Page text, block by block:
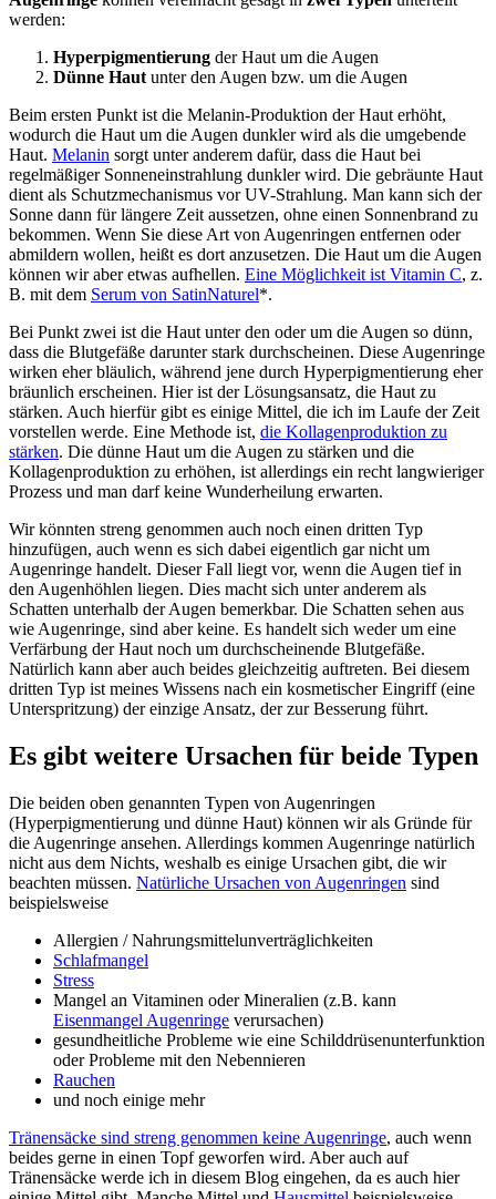
werden:
Hyperpigmentierung der Haut um die Augen
Dünne Haut unter den Augen bzw. um die Augen
Beim ersten Punkt ist die Melanin-Produktion der Haut erhöht,
wodurch die Haut um die Augen dunkler wird als die umgebende
Haut. Melanin sorgt unter anderem dafür, dass die Haut bei
regelmäßiger Sonneneinstrahlung dunkler wird. Die gebräunte Haut
dient als Schutzmechanismus vor UV-Strahlung. Man kann sich der
Sonne dann für längere Zeit aussetzen, ohne einen Sonnenbrand zu
bekommen. Wenn Sie diese Art von Augenringen entfernen oder
abmildern wollen, heißt es dort anzusetzen. Die Haut um die Augen
können wir aber etwas aufhellen. Eine Möglichkeit ist Vitamin C, z.
B. mit dem Serum von SatinNaturel*.
Bei Punkt zwei ist die Haut unter den oder um die Augen so dünn,
dass die Blutgefäße darunter stark durchscheinen. Diese Augenringe
wirken eher bläulich, während jene durch Hyperpigmentierung eher
bräunlich erscheinen. Hier ist der Lösungsansatz, die Haut zu
stärken. Auch hierfür gibt es einige Mittel, die ich im Laufe der Zeit
vorstellen werde. Eine Methode ist, die Kollagenproduktion zu
stärken. Die dünne Haut um die Augen zu stärken und die
Kollagenproduktion zu erhöhen, ist allerdings ein recht langwieriger
Prozess und man darf keine Wunderheilung erwarten.
Wir könnten streng genommen auch noch einen dritten Typ
hinzufügen, auch wenn es sich dabei eigentlich gar nicht um
Augenringe handelt. Dieser Fall liegt vor, wenn die Augen tief in
den Augenhöhlen liegen. Dies macht sich unter anderem als
Schatten unterhalb der Augen bemerkbar. Die Schatten sehen aus
wie Augenringe, sind aber keine. Es handelt sich weder um eine
Verfärbung der Haut noch um durchscheinende Blutgefäße.
Natürlich kann aber auch beides gleichzeitig auftreten. Bei diesem
dritten Typ ist meines Wissens nach ein kosmetischer Eingriff (eine
Unterspritzung) der einzige Ansatz, der zur Besserung führt.
Es gibt weitere Ursachen für beide Typen
Die beiden oben genannten Typen von Augenringen
(Hyperpigmentierung und dünne Haut) können wir als Gründe für
die Augenringe ansehen. Allerdings kommen Augenringe natürlich
nicht aus dem Nichts, weshalb es einige Ursachen gibt, die wir
beachten müssen. Natürliche Ursachen von Augenringen sind
beispielsweise
Allergien / Nahrungsmittelunverträglichkeiten
Schlafmangel
Stress
Mangel an Vitaminen oder Mineralien (z.B. kann
Eisenmangel Augenringe verursachen)
gesundheitliche Probleme wie eine Schilddrüsenunterfunktion
oder Probleme mit den Nebennieren
Rauchen
und noch einige mehr
Tränensäcke sind streng genommen keine Augenringe, auch wenn
beides gerne in einen Topf geworfen wird. Aber auch auf
Tränensäcke werde ich in diesem Blog eingehen, da es auch hier